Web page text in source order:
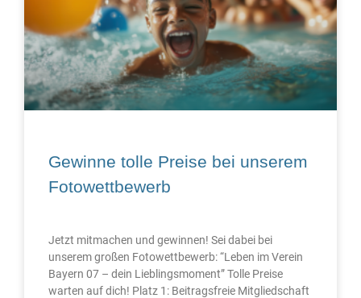
Gewinne tolle Preise bei unserem
Fotowettbewerb
Jetzt mitmachen und gewinnen! Sei dabei bei
unserem großen Fotowettbewerb: “Leben im Verein
Bayern 07 – dein Lieblingsmoment” Tolle Preise
warten auf dich! Platz 1: Beitragsfreie Mitgliedschaft